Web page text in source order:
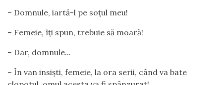
– Domnule, iartă-l pe soțul meu!
– Femeie, îți spun, trebuie să moară!
– Dar, domnule...
– În van insiști, femeie, la ora serii, când va bate